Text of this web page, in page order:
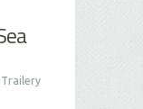
Trailery